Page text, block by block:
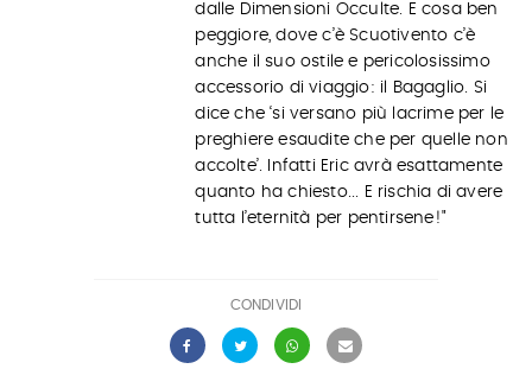
dalle Dimensioni Occulte. E cosa ben
peggiore, dove c’è Scuotivento c’è
anche il suo ostile e pericolosissimo
accessorio di viaggio: il Bagaglio. Si
dice che ‘si versano più lacrime per le
preghiere esaudite che per quelle non
accolte’. Infatti Eric avrà esattamente
quanto ha chiesto... E rischia di avere
tutta l’eternità per pentirsene!"
CONDIVIDI